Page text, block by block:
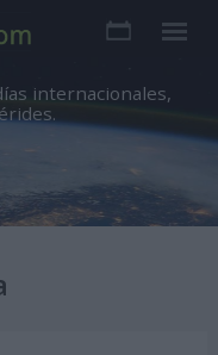
internacionales,